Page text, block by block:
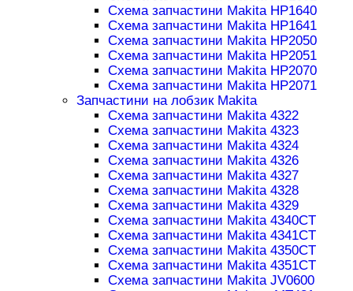
Схема запчастини Makita HP1640
Схема запчастини Makita HP1641
Схема запчастини Makita HP2050
Схема запчастини Makita HP2051
Схема запчастини Makita HP2070
Схема запчастини Makita HP2071
Запчастини на лобзик Makita
Схема запчастини Makita 4322
Схема запчастини Makita 4323
Схема запчастини Makita 4324
Схема запчастини Makita 4326
Схема запчастини Makita 4327
Схема запчастини Makita 4328
Схема запчастини Makita 4329
Схема запчастини Makita 4340CT
Схема запчастини Makita 4341CT
Схема запчастини Makita 4350CT
Схема запчастини Makita 4351CT
Схема запчастини Makita JV0600